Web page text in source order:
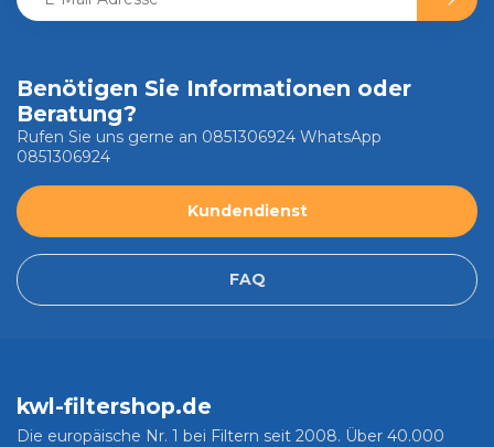
Benötigen Sie Informationen oder
Beratung?
Rufen Sie uns gerne an 0851306924 WhatsApp
0851306924
Kundendienst
FAQ
kwl-filtershop.de
Die europäische Nr. 1 bei Filtern seit 2008. Über 40.000